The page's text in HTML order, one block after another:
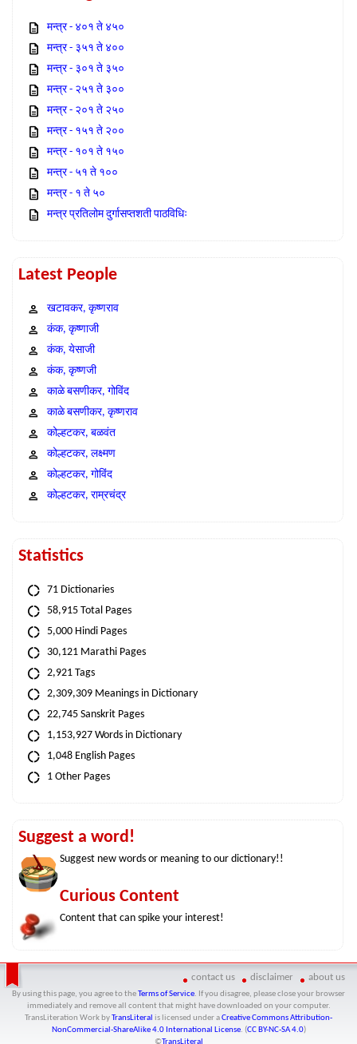
मन्त्र - ४०१ ते ४५०
मन्त्र - ३५१ ते ४००
मन्त्र - ३०१ ते ३५०
मन्त्र - २५१ ते ३००
मन्त्र - २०१ ते २५०
मन्त्र - १५१ ते २००
मन्त्र - १०१ ते १५०
मन्त्र - ५१ ते १००
मन्त्र - १ ते ५०
मन्त्र प्रतिलोम दुर्गासप्तशती पाठविधिः
Latest People
खटावकर, कृष्णराव
कंक, कृष्णाजी
कंक, येसाजी
कंक, कृष्णजी
काळे बसणीकर, गोविंद
काळे बसणीकर, कृष्णराव
कोल्हटकर, बळवंत
कोल्हटकर, लक्ष्मण
कोल्हटकर, गोविंद
कोल्हटकर, राम्रचंद्र
Statistics
71 Dictionaries
58,915 Total Pages
5,000 Hindi Pages
30,121 Marathi Pages
2,921 Tags
2,309,309 Meanings in Dictionary
22,745 Sanskrit Pages
1,153,927 Words in Dictionary
1,048 English Pages
1 Other Pages
Suggest a word!
Suggest new words or meaning to our dictionary!!
Curious Content
Content that can spike your interest!
contact us disclaimer about us
By using this page, you agree to the Terms of Service. If you disagree, please close your browser
immediately and remove all content that might have downloaded on your computer.
TransLiteration Workby TransLiteral is licensed under aCreative Commons Attribution-
NonCommercial-ShareAlike 4.0 International License. (CC BY-NC-SA 4.0)